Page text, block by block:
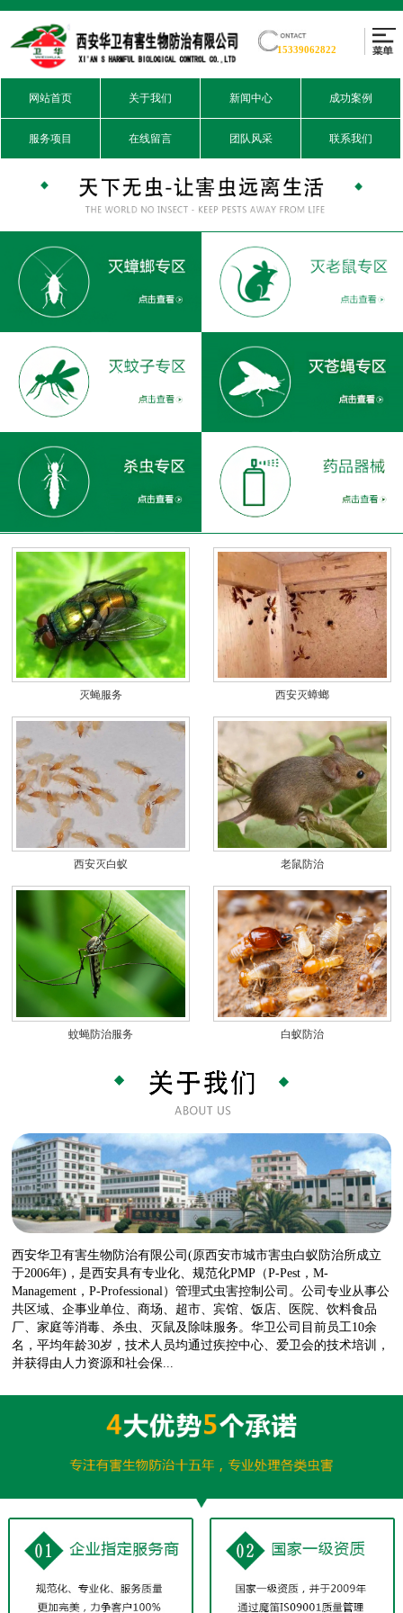
15339062822
网站首页 关于我们 新闻中心 成功案例
服务项目 在线留言 团队风采 联系我们
灭蝇服务 西安灭蟑螂
西安灭白蚁 老鼠防治
蚊蝇防治服务 白蚁防治
西安华卫有害生物防治有限公司(原西安市城市害虫白蚁防治所成立
于2006年)，是西安具有专业化、规范化PMP（P-Pest，M-
Management，P-Professional）管理式虫害控制公司。公司专业从事公
共区域、企事业单位、商场、超市、宾馆、饭店、医院、饮料食品
厂、家庭等消毒、杀虫、灭鼠及除味服务。华卫公司目前员工10余
名，平均年龄30岁，技术人员均通过疾控中心、爱卫会的技术培训，
并获得由人力资源和社会保...